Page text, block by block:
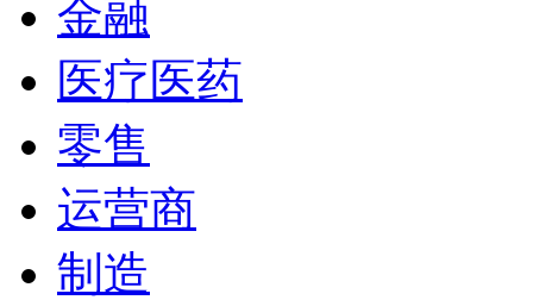
金融
医疗医药
零售
运营商
制造